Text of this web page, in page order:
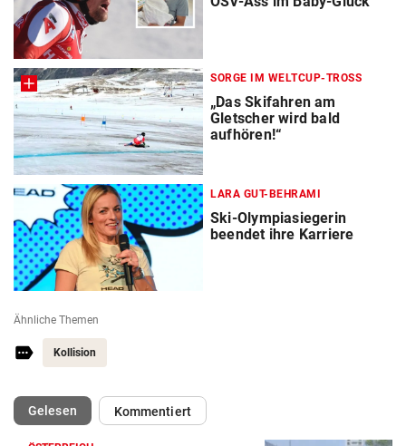
SORGE IM WELTCUP-TROSS
„Das Skifahren am
Gletscher wird bald
aufhören!“
LARA GUT-BEHRAMI
Ski-Olympiasiegerin
beendet ihre Karriere
Ähnliche Themen
Kollision
Gelesen(ausgewählt)Kommentiert